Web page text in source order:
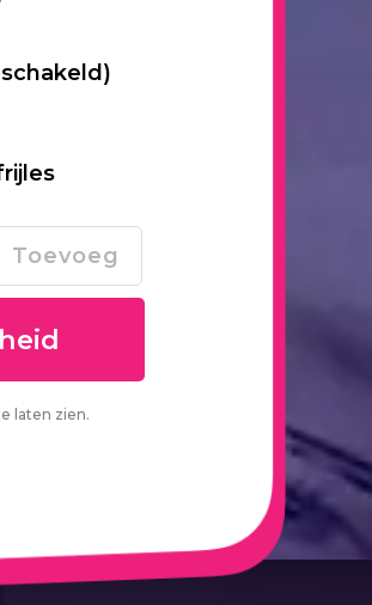
laten zien.